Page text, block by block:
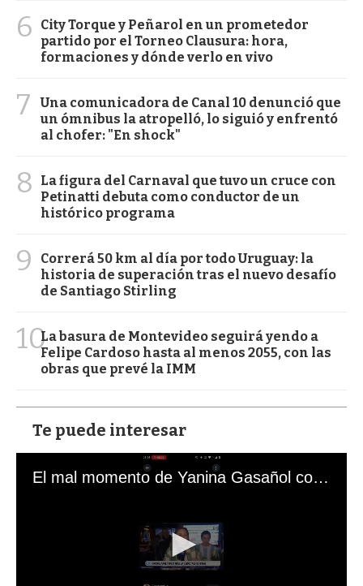
6
City Torque y Peñarol en un prometedor
partido por el Torneo Clausura: hora,
formaciones y dónde verlo en vivo
7
Una comunicadora de Canal 10 denunció que
un ómnibus la atropelló, lo siguió y enfrentó
al chofer: "En shock"
8
La figura del Carnaval que tuvo un cruce con
Petinatti debuta como conductor de un
histórico programa
9
Correrá 50 km al día por todo Uruguay: la
historia de superación tras el nuevo desafío
de Santiago Stirling
10La basura de Montevideo seguirá yendo a
Felipe Cardoso hasta al menos 2055, con las
obras que prevé la IMM
Te puede interesar
El mal momento de Yanina Gasañol con un hincha argentino en "Subrayado"